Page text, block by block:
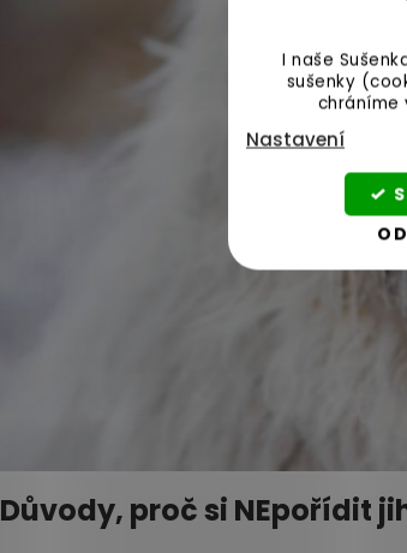
I naše
sušenky
chráníme
Nastavení
Důvody, proč si NEpořídit